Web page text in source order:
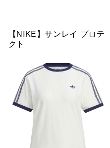
【NIKE】サンレイ プロテ
クト